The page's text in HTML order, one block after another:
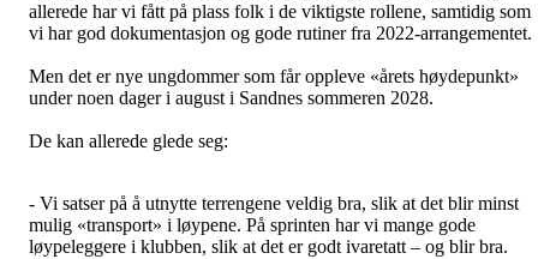
allerede har vi fått på plass folk i de viktigste rollene, samtidig som
vi har god dokumentasjon og gode rutiner fra 2022-arrangementet.
Men det er nye ungdommer som får oppleve «årets høydepunkt»
under noen dager i august i Sandnes sommeren 2028.
De kan allerede glede seg:
- Vi satser på å utnytte terrengene veldig bra, slik at det blir minst
mulig «transport» i løypene. På sprinten har vi mange gode
løypeleggere i klubben, slik at det er godt ivaretatt – og blir bra.